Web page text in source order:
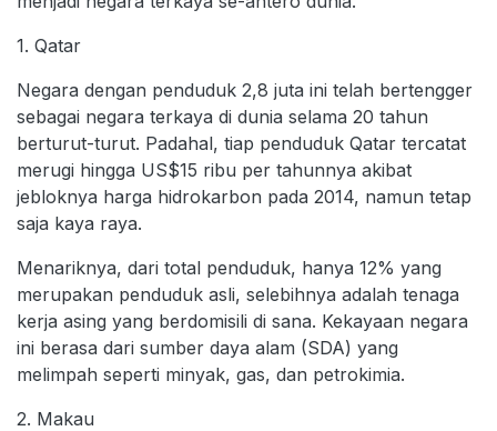
1. Qatar
Negara dengan penduduk 2,8 juta ini telah bertengger
sebagai negara terkaya di dunia selama 20 tahun
berturut-turut. Padahal, tiap penduduk Qatar tercatat
merugi hingga US$15 ribu per tahunnya akibat
jebloknya harga hidrokarbon pada 2014, namun tetap
saja kaya raya.
Menariknya, dari total penduduk, hanya 12% yang
merupakan penduduk asli, selebihnya adalah tenaga
kerja asing yang berdomisili di sana. Kekayaan negara
ini berasa dari sumber daya alam (SDA) yang
melimpah seperti minyak, gas, dan petrokimia.
2. Makau